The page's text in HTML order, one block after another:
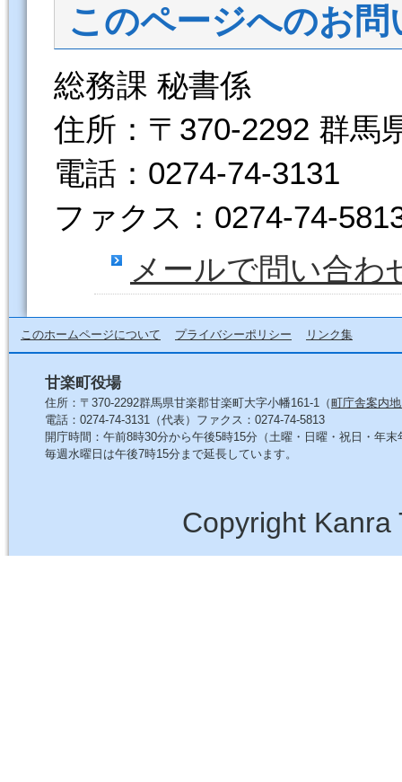
このページへのお問
総務課 秘書係
住所：〒370-2292 群馬
電話：0274-74-3131
ファクス：0274-74-
メールで問い合わ
このホームページについて プライバシーポリシー リンク集
甘楽町役場
住所：〒370-2292群馬県甘楽郡甘楽町大字小幡161-1（町庁舎案内
電話：0274-74-3131（代表）ファクス：0274-74-5813
開庁時間：午前8時30分から午後5時15分（土曜・日曜・祝日・年末
毎週水曜日は午後7時15分まで延長しています。
Copyright Kanra